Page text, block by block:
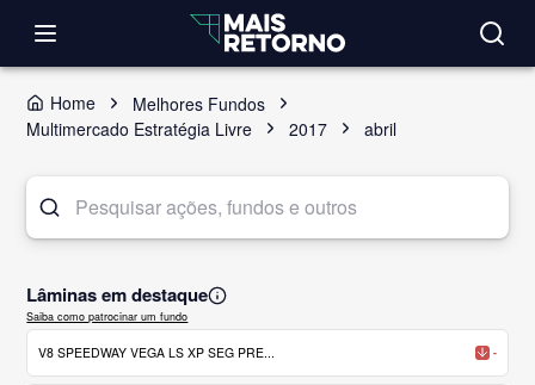
Home
Melhores Fundos
Multimercado Estratégia Livre
2017 abril
Lâminas em destaque
Saiba como patrocinar um fundo
V8 SPEEDWAY VEGA LS XP SEG PRE... -